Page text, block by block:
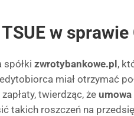
TSUE w
spółki zwrotybankowe.pl ,
miał otrzymać
twierdząc, że umowa
takich roszczeń na